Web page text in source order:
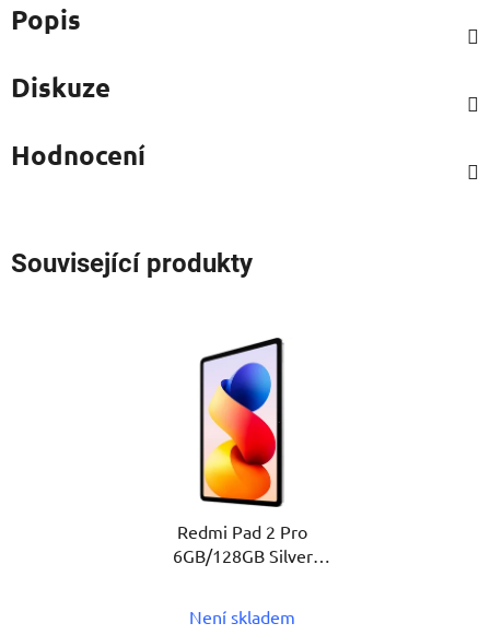
Popis
Diskuze
Hodnocení
Související produkty
Redmi Pad 2 Pro
6GB/128GB Silver
Není skladem